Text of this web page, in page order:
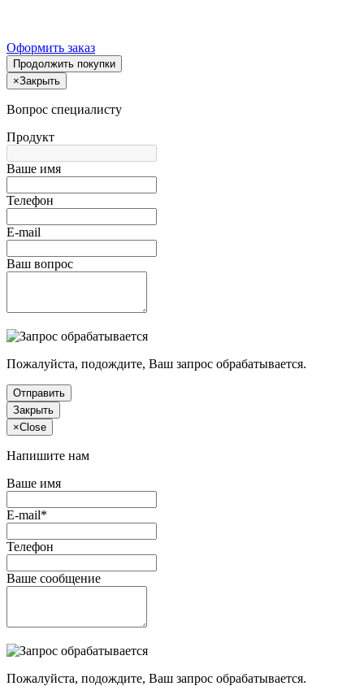
Оформить заказ
Продолжить покупки
×Закрыть
Вопрос специалисту
Продукт
Ваше имя
Телефон
E-mail
Ваш вопрос
Пожалуйста, подождите, Ваш запрос обрабатывается.
Отправить
Закрыть
×Close
Напишите нам
Ваше имя
E-mail*
Телефон
Ваше сообщение
Пожалуйста, подождите, Ваш запрос обрабатывается.